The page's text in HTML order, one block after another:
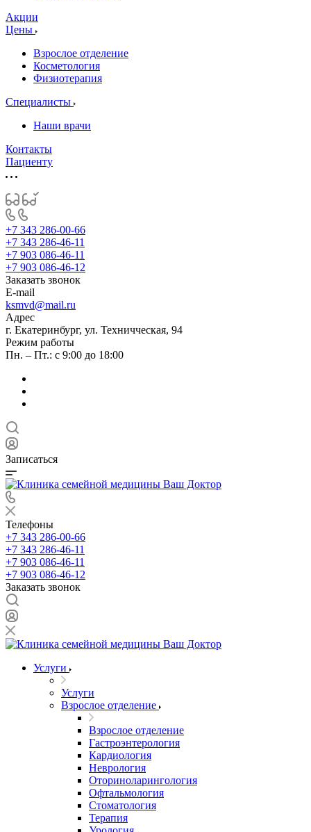
Акции
Цены
Взрослое отделение
Косметология
Физиотерапия
Специалисты
Наши врачи
Контакты
Пациенту
+7 343 286-00-66
+7 343 286-46-11
+7 903 086-46-11
+7 903 086-46-12
Заказать звонок
E-mail
ksmvd@mail.ru
Адрес
г. Екатеринбург, ул. Техничческая, 94
Режим работы
Пн. – Пт.: с 9:00 до 18:00
Записаться
Телефоны
+7 343 286-00-66
+7 343 286-46-11
+7 903 086-46-11
+7 903 086-46-12
Заказать звонок
Услуги
Услуги
Взрослое отделение
Взрослое отделение
Гастроэнтерология
Кардиология
Неврология
Оториноларингология
Офтальмология
Стоматология
Терапия